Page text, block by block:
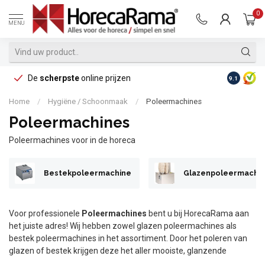
MENU
0
De scherpsteonline prijzen Op
9.1
Home / Hygiëne / Schoonmaak / Poleermachines
Poleermachines
Poleermachines voor in de horeca
Bestekpoleermachine
Voor professionele Poleermachines bent u bij HorecaRama aan
het juiste adres! Wij hebben zowel glazen poleermachines als
bestek poleermachines in het assortiment. Door het poleren van
glazen of bestek krijgen deze het aller mooiste, glanzende